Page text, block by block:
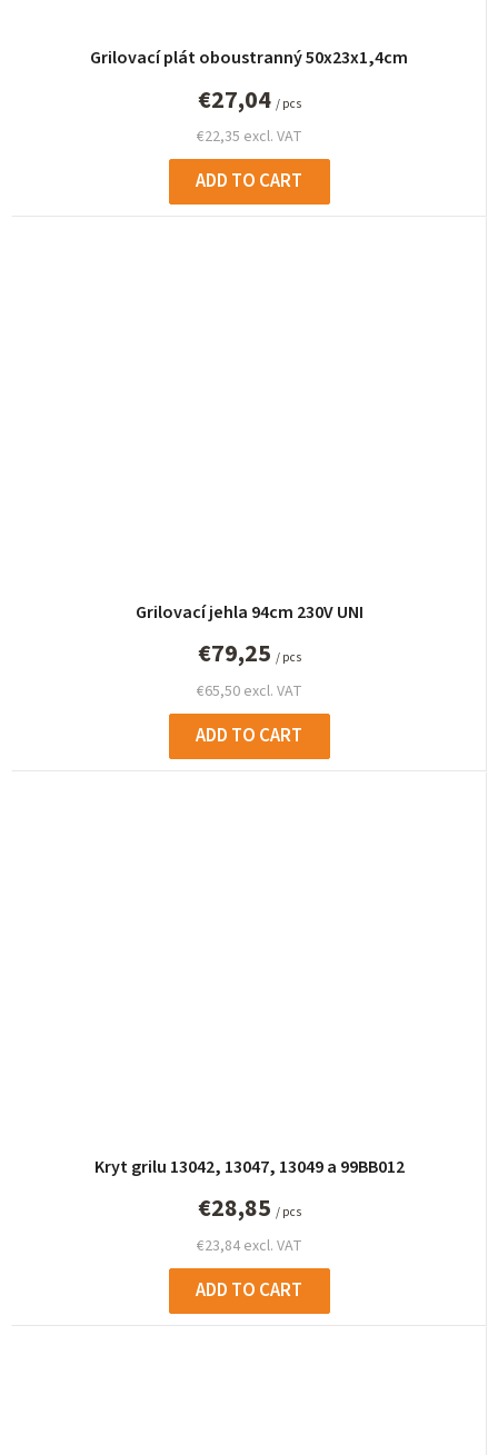
Grilovací plát oboustranný 50x23x1,4cm
€22,35 excl. VAT
€27,04 / pcs
ADD TO CART
Grilovací jehla 94cm 230V UNI
€65,50 excl. VAT
€79,25 / pcs
ADD TO CART
Kryt grilu 13042, 13047, 13049 a 99BB012
€23,84 excl. VAT
€28,85 / pcs
ADD TO CART